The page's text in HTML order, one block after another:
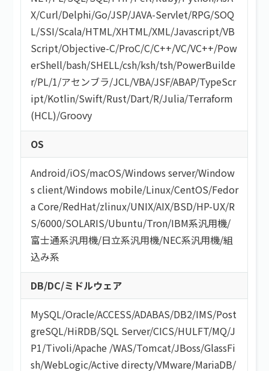
X/Curl/Delphi/Go/JSP/JAVA-Servlet/RPG/SOQ
L/SSI/Scala/HTML/XHTML/XML/Javascript/VB
Script/Objective-C/ProC/C/C++/VC/VC++/Pow
erShell/bash/SHELL/csh/ksh/tsh/PowerBuilde
r/PL/1/アセンブラ/JCL/VBA/JSF/ABAP/TypeScr
ipt/Kotlin/Swift/Rust/Dart/R/Julia/Terraform
(HCL)/Groovy
OS
Android/iOS/macOS/Windows server/Window
s client/Windows mobile/Linux/CentOS/Fedor
a Core/RedHat/zlinux/UNIX/AIX/BSD/HP-UX/R
S/6000/SOLARIS/Ubuntu/Tron/IBM系汎用機/
富士通系汎用機/日立系汎用機/NEC系汎用機/組
込み系
DB/DC/ミドルウェア
MySQL/Oracle/ACCESS/ADABAS/DB2/IMS/Post
greSQL/HiRDB/SQL Server/CICS/HULFT/MQ/J
P1/Tivoli/Apache /WAS/Tomcat/JBoss/GlassFi
sh/WebLogic/Active directy/VMware/MariaDB/